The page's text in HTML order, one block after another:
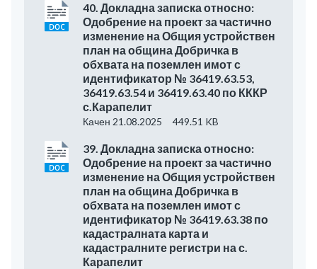
40. Докладна записка относно:
Одобрение на проект за частично
изменение на Общия устройствен
план на община Добричка в
обхвата на поземлен имот с
идентификатор № 36419.63.53,
36419.63.54 и 36419.63.40 по КККР
с.Карапелит
Качен 21.08.2025 449.51 KB
39. Докладна записка относно:
Одобрение на проект за частично
изменение на Общия устройствен
план на община Добричка в
обхвата на поземлен имот с
идентификатор № 36419.63.38 по
кадастралната карта и
кадастралните регистри на с.
Карапелит